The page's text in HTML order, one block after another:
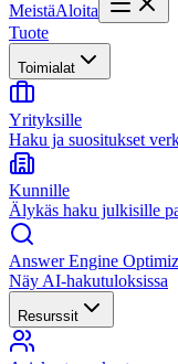
MeistäAloita
Tuote
Toimialat
Yrityksille
Haku ja suositukset
Kunnille
Älykäs haku julkisille
Answer Engine
Näy AI-hakutuloksissa
Resurssit